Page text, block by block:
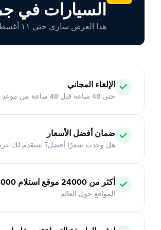
السيارات في
هذا العرض ساري حتى ١١ أغسطس ٢٠٢٦ - استفد منه اليوم!
الإلغاء المجاني
حتى 48 ساعة قبل 48 ساعة من موعد الاستلام المحدد
ضمان أفضل الأسعار
هل وجدت سعرًا أفضل؟ سنقدم لك
أكثر من 24000 موقع استلام 24000
المواقع حول العالم